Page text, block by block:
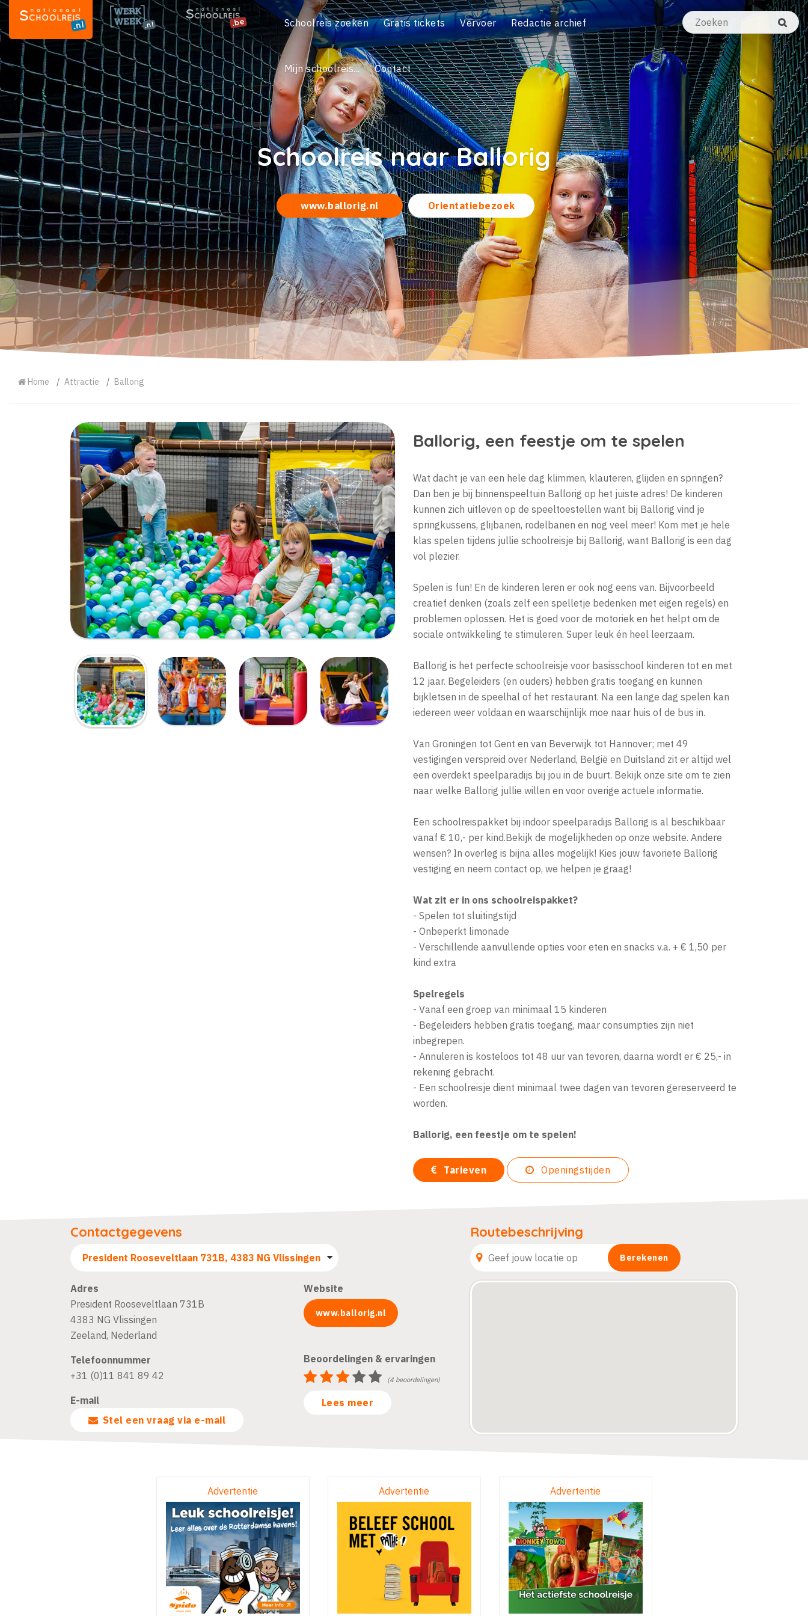
Schoolreis zoeken Gratis tickets Vervoer Redactie archief
Mijn schoolreis... Contact
Schoolreis naar Ballorig
www.ballorig.nl Orientatiebezoek
Home Attractie Ballorig
Ballorig, een feestje om te spelen
Wat dacht je van een hele dag klimmen, klauteren, glijden en springen?
Dan ben je bij binnenspeeltuin Ballorig op het juiste adres! De kinderen
kunnen zich uitleven op de speeltoestellen want bij Ballorig vind je
springkussens, glijbanen, rodelbanen en nog veel meer! Kom met je hele
klas spelen tijdens jullie schoolreisje bij Ballorig, want Ballorig is een dag
vol plezier.
Spelen is fun! En de kinderen leren er ook nog eens van. Bijvoorbeeld
creatief denken (zoals zelf een spelletje bedenken met eigen regels) en
problemen oplossen. Het is goed voor de motoriek en het helpt om de
sociale ontwikkeling te stimuleren. Super leuk én heel leerzaam.
Ballorig is het perfecte schoolreisje voor basisschool kinderen tot en met
12 jaar. Begeleiders (en ouders) hebben gratis toegang en kunnen
bijkletsen in de speelhal of het restaurant. Na een lange dag spelen kan
iedereen weer voldaan en waarschijnlijk moe naar huis of de bus in.
Van Groningen tot Gent en van Beverwijk tot Hannover; met 49
vestigingen verspreid over Nederland, België en Duitsland zit er altijd wel
een overdekt speelparadijs bij jou in de buurt. Bekijk onze site om te zien
naar welke Ballorig jullie willen en voor overige actuele informatie.
Een schoolreispakket bij indoor speelparadijs Ballorig is al beschikbaar
vanaf € 10,- per kind.Bekijk de mogelijkheden op onze website. Andere
wensen? In overleg is bijna alles mogelijk! Kies jouw favoriete Ballorig
vestiging en neem contact op, we helpen je graag!
Wat zit er in ons schoolreispakket?
- Spelen tot sluitingstijd
- Onbeperkt limonade
- Verschillende aanvullende opties voor eten en snacks v.a. + € 1,50 per
kind extra
Spelregels
- Vanaf een groep van minimaal 15 kinderen
- Begeleiders hebben gratis toegang, maar consumpties zijn niet
inbegrepen.
- Annuleren is kosteloos tot 48 uur van tevoren, daarna wordt er € 25,- in
rekening gebracht.
- Een schoolreisje dient minimaal twee dagen van tevoren gereserveerd te
worden.
Ballorig, een feestje om te spelen!
Tarieven Openingstijden
Contactgegevens
Adres
President Rooseveltlaan 731B
4383 NG Vlissingen
Zeeland, Nederland
Telefoonnummer
+31 (0)11 841 89 42
E-mail
Stel een vraag via e-mail
Website
www.ballorig.nl
Beoordelingen & ervaringen
(4 beoordelingen)
Lees meer
Routebeschrijving
Advertentie Advertentie Advertentie